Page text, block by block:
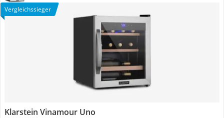
Vergleichssieger
Klarstein Vinamour Uno